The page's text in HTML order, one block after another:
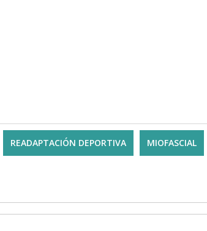
READAPTACIÓN DEPORTIVA MIOFASCIAL